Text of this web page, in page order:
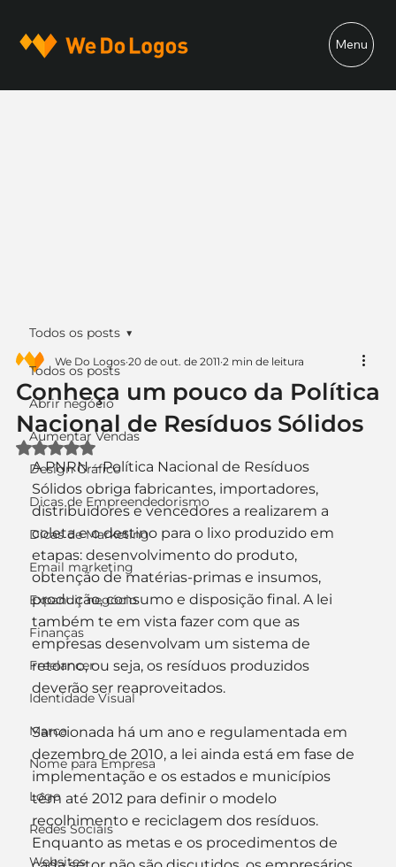
Menu
Todos os posts
Abrir negócio
Aumentar Vendas
Design Gráfico
Dicas de Empreendedorismo
Dicas de Marketing
Email marketing
Expandir negócio
Finanças
Freelancer
Identidade Visual
Marca
Nome para Empresa
Logo
Redes Sociais
Websites
Todos os posts
Conheça um pouco da Política
Nacional de Resíduos Sólidos
We Do Logos 20 de out. de 2011 2 min de leitura
Avaliado com NaN de 5 estrelas.
A PNRN – Política Nacional de Resíduos
Sólidos obriga fabricantes, importadores,
distribuidores e vencedores a realizarem a
coleta e o destino para o lixo produzido em
etapas: desenvolvimento do produto,
obtenção de matérias-primas e insumos,
produção, consumo e disposição final. A lei
também te em vista fazer com que as
empresas desenvolvam um sistema de
retorno, ou seja, os resíduos produzidos
deverão ser reaproveitados.
Sancionada há um ano e regulamentada em
dezembro de 2010, a lei ainda está em fase de
implementação e os estados e municípios
têm até 2012 para definir o modelo
recolhimento e reciclagem dos resíduos.
Enquanto as metas e os procedimentos de